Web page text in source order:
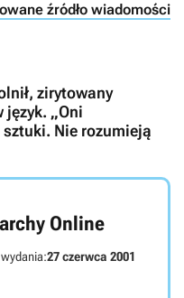
źródło wiadomości
zirytowany
język. „Oni
Nie rozumieją
Online
27 czerwca 2001